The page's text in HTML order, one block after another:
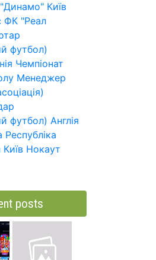
Київ
ФК "Реал
футбол)
Чемпіонат
Менеджер
футбол) Англія
Республіка
Київ Нокаут
posts